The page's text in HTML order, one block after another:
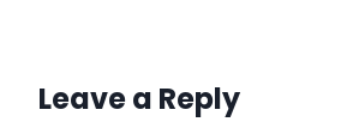
Leave a Reply